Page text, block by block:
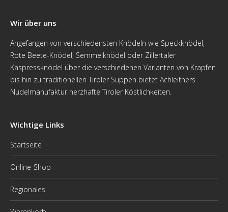
Wir über uns
Angefangen von verschiedensten Knödeln wie Speckknödel,
Rote Beete-Knödel, Semmelknödel oder Zillertaler
Kaspressknödel über die verschiedenen Varianten von Krapfen
bis hin zu traditionellen Tiroler Suppen bietet Achleitners
Nudelmanufaktur herzhafte Tiroler Köstlichkeiten.
Wichtige Links
Startseite
Online-Shop
Regionales